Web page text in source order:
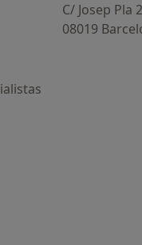
C/ Josep Pla
08019